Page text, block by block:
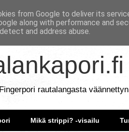
rautalangasta
Mikä strippi? -visailu
from Google to deliver its
along with performance and
and address abuse.